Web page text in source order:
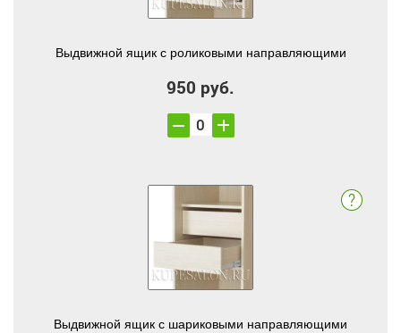
Выдвижной ящик с роликовыми направляющими
950 руб.
Выдвижной ящик с шариковыми направляющими